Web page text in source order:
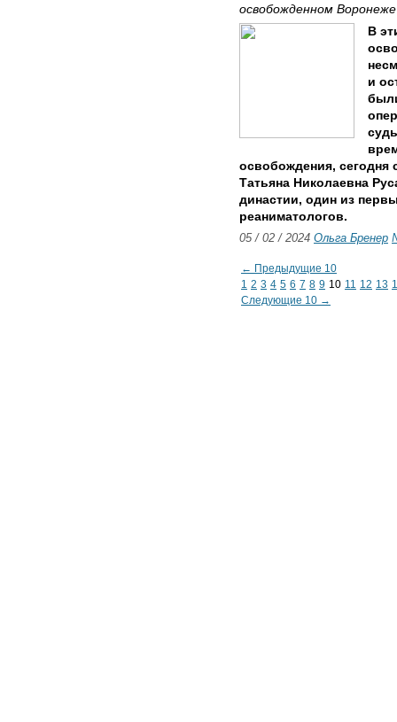
освобожденном Воронеже
В
и
освобождения, сегодня
Татьяна Николаевна
династии, один из
реаниматологов.
05 / 02 / 2024 Ольга Бренер
← Предыдущие 10
1 2 3 4 5 6 7 8 9 10 11 12 13
Следующие 10 →